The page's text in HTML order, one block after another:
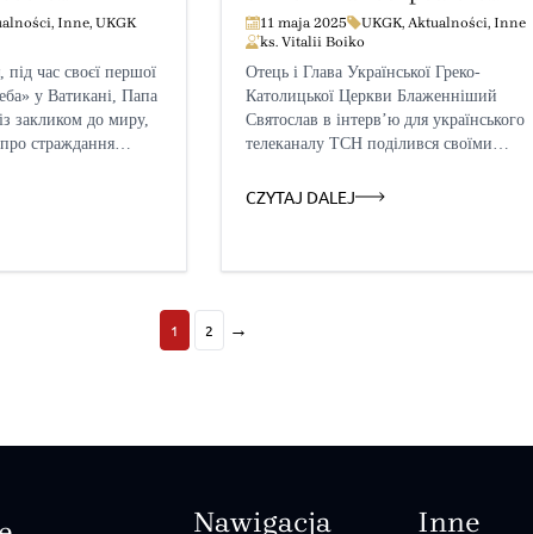
, Inne, UKGK
час своєї першої
у Ватикані, Папа
закликом до миру,
страждання
Vatican News.
Христа», — Блаженніший
11 maja 2025 UKGK, Aktualności, Inne
ks. Vitalii Boiko
Отець і Глава Української Греко-
Католицької Церкви Блаженніший
Святослав в інтерв’ю для українського
телеканалу ТСН поділився своїми
Римського Лева XIV і висловив
CZYTAJ DALEJ
1 2 →
Nawigacja Inne